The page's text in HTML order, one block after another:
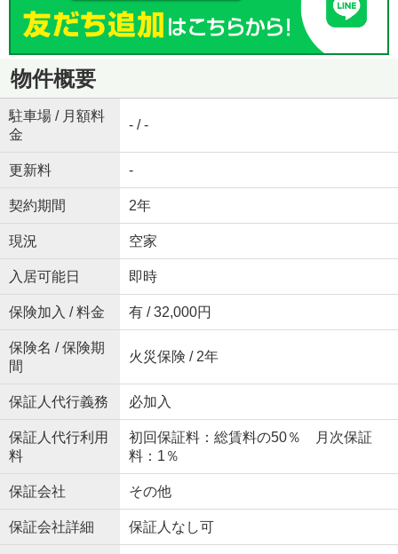
物件概要
駐車場 / 月額料
金
- / -
更新料 -
契約期間 2年
現況 空家
入居可能日 即時
保険加入 / 料金 有 / 32,000円
保険名 / 保険期
間
火災保険 / 2年
保証人代行義務 必加入
保証人代行利用
料
初回保証料：総賃料の50％ 月次保証
料：1％
保証会社 その他
保証会社詳細 保証人なし可